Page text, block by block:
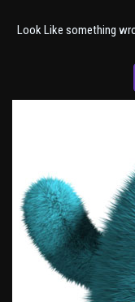
Look Like something